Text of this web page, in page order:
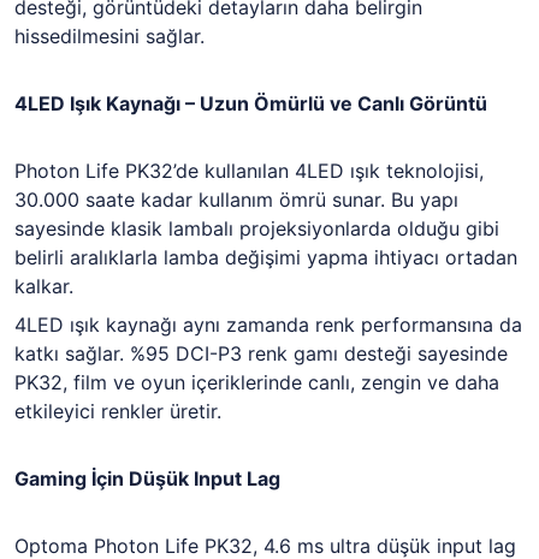
desteği, görüntüdeki detayların daha belirgin
hissedilmesini sağlar.
4LED Işık Kaynağı – Uzun Ömürlü ve Canlı Görüntü
Photon Life PK32’de kullanılan 4LED ışık teknolojisi,
30.000 saate kadar kullanım ömrü sunar. Bu yapı
sayesinde klasik lambalı projeksiyonlarda olduğu gibi
belirli aralıklarla lamba değişimi yapma ihtiyacı ortadan
kalkar.
4LED ışık kaynağı aynı zamanda renk performansına da
katkı sağlar. %95 DCI-P3 renk gamı desteği sayesinde
PK32, film ve oyun içeriklerinde canlı, zengin ve daha
etkileyici renkler üretir.
Gaming İçin Düşük Input Lag
Optoma Photon Life PK32, 4.6 ms ultra düşük input lag